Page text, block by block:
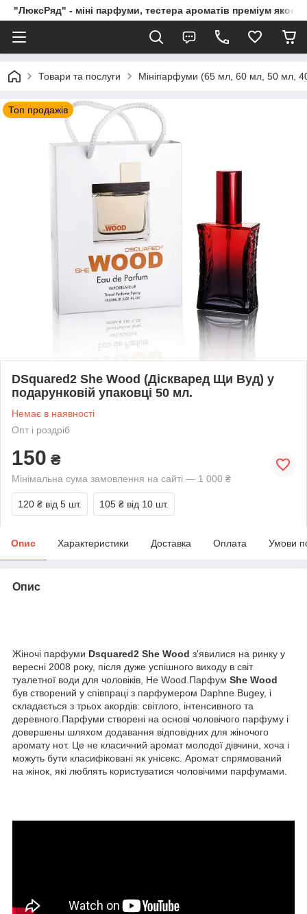
"ЛюксРяд" - міні парфуми, тестера ароматів преміум
Товари та послуги Мініпарфуми (65 мл, 60 мл, 50 мл,
Топ продажів
DSquared2 She Wood (Діскваред Щи Вуд) у
подарунковій упаковці 50 мл.
Немає в наявності
Опт і роздріб
150 ₴
Мінімальна сума замовлення на сайті — 1 000 ₴
120 ₴ від 5 шт. 105 ₴ від 10 шт.
Опис Характеристики Доставка Оплата Умови
Опис
Жіночі парфуми Dsquared2 She Wood з'явилися на ринку у
вересні 2008 року, після дуже успішного виходу в світ
туалетної води для чоловіків, He Wood.Парфум She Wood
був створений у співпраці з парфумером Daphne Bugey, і
складається з трьох акордів: світлого, інтенсивного та
деревного.Парфуми створені на основі чоловічого парфуму і
довершены шляхом додавання відповідних для жіночого
аромату нот. Це не класичний аромат молодої дівчини, хоча і
можуть бути класифіковані як унісекс. Аромат спрямований
на жінок, які люблять користуватися чоловічими парфумами.